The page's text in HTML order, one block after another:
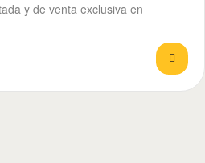
y de venta exclusiva en